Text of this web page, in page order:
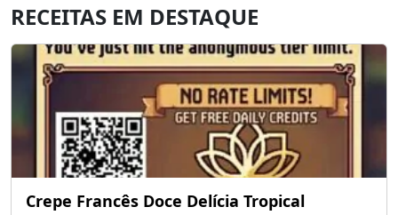
RECEITAS EM DESTAQUE
Crepe Francês Doce Delícia Tropical